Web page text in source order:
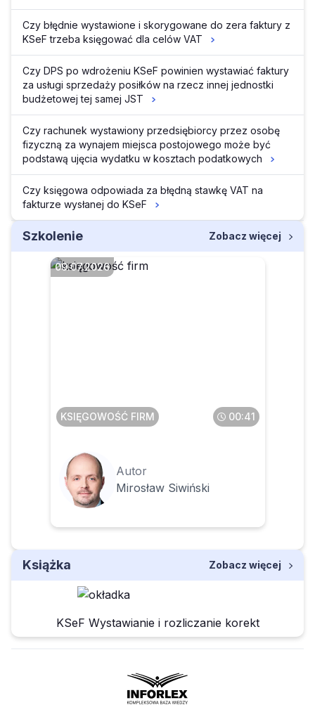
Czy błędnie wystawione i skorygowane do zera faktury z
KSeF trzeba księgować dla celów VAT
Czy DPS po wdrożeniu KSeF powinien wystawiać faktury
za usługi sprzedaży posiłków na rzecz innej jednostki
budżetowej tej samej JST
Czy rachunek wystawiony przedsiębiorcy przez osobę
fizyczną za wynajem miejsca postojowego może być
podstawą ujęcia wydatku w kosztach podatkowych
Czy księgowa odpowiada za błędną stawkę VAT na
fakturze wysłanej do KSeF
Szkolenie Zobacz więcej
09.07.2026
KSIĘGOWOŚĆ FIRM 00:41
Autor
Mirosław Siwiński
Książka Zobacz więcej
KSeF Wystawianie i rozliczanie korekt